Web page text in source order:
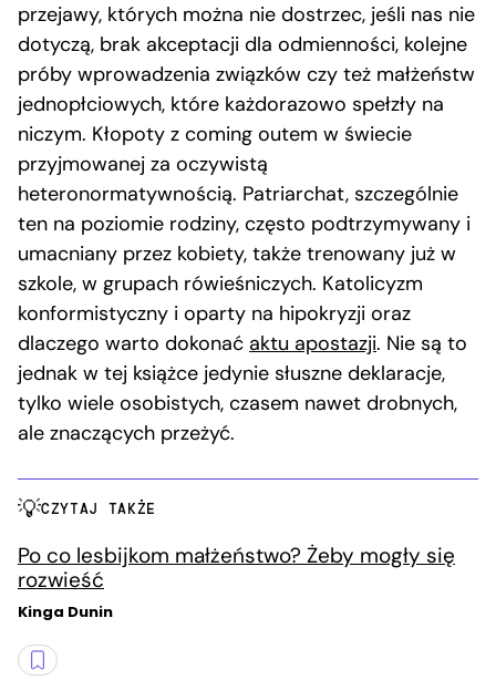
przejawy, których można nie dostrzec, jeśli nas nie
dotyczą, brak akceptacji dla odmienności, kolejne
próby wprowadzenia związków czy też małżeństw
jednopłciowych, które każdorazowo spełzły na
niczym. Kłopoty z coming outem w świecie
przyjmowanej za oczywistą
heteronormatywnością. Patriarchat, szczególnie
ten na poziomie rodziny, często podtrzymywany i
umacniany przez kobiety, także trenowany już w
szkole, w grupach rówieśniczych. Katolicyzm
konformistyczny i oparty na hipokryzji oraz
dlaczego warto dokonać aktu apostazji. Nie są to
jednak w tej książce jedynie słuszne deklaracje,
tylko wiele osobistych, czasem nawet drobnych,
ale znaczących przeżyć.
CZYTAJ TAKŻE
Po co lesbijkom małżeństwo? Żeby mogły się
rozwieść
Kinga Dunin